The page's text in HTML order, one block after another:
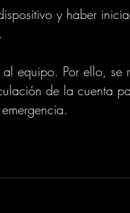
y haber
equipo. Por ello, se
de la cuenta